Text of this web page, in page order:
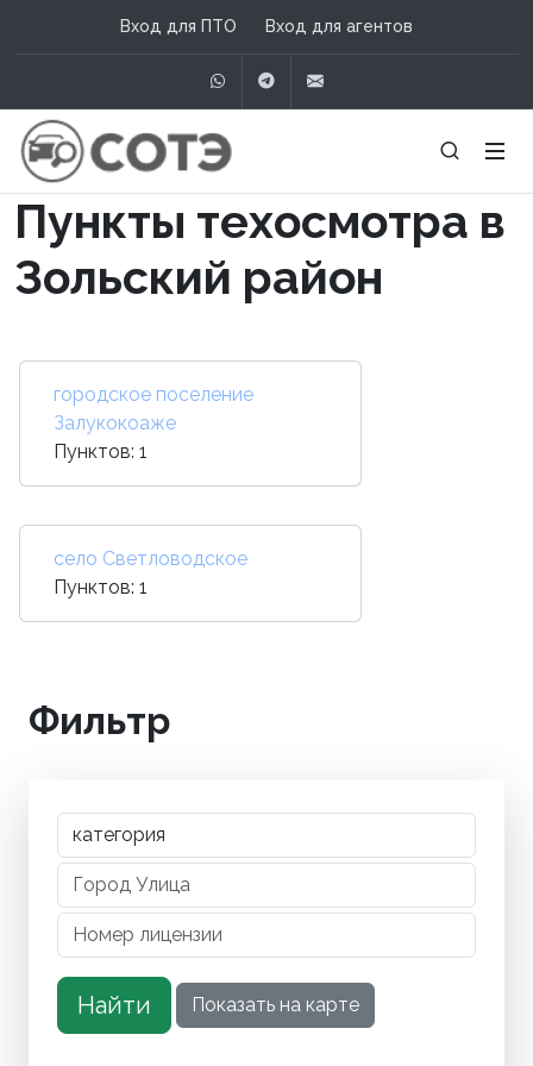
Вход для ПТО Вход для агентов
WhatsAppTelegram
Пункты техосмотра в
Зольский район
городское поселение
Залукокоаже
Пунктов: 1
село Светловодское
Пунктов: 1
Фильтр